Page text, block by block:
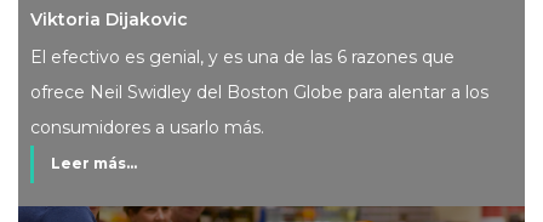
Viktoria Dijakovic
El efectivo es genial, y es una de las 6 razones que
ofrece Neil Swidley del Boston Globe para alentar a los
consumidores a usarlo más.
Leer más...